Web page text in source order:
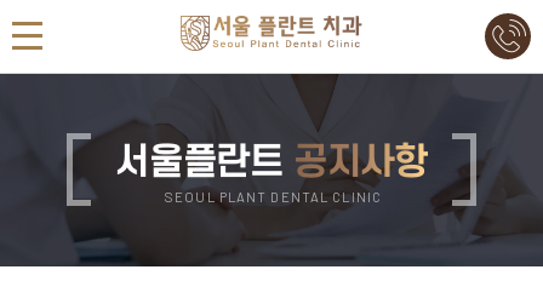
서울플란트 공지사항
SEOUL PLANT DENTAL CLINIC